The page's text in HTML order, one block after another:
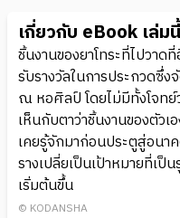
เกี่ยวกับ eBook เล่ม
ชิ้นงานของยาโทระที่ไปวาด
รับรางวัลในการประกวดซึ่
ณ หอศิลป์ โดยไม่มีทั้งโจทย์
เห็นกับตาว่าชิ้นงานของตัว
เคยรู้จักมาก่อนประตูสู่อนา
รางเปลี่ยเป็นเป้าหมายที่เ
เริ่มต้นขึ้น
© KODANSHA